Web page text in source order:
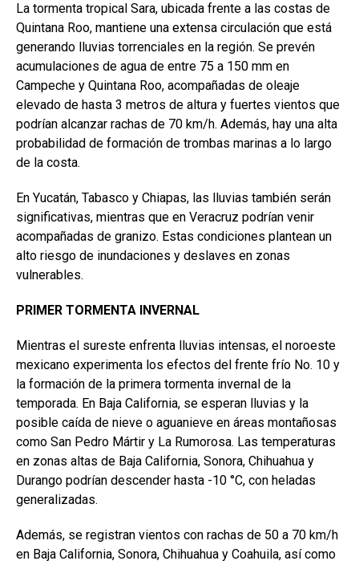
La tormenta tropical Sara, ubicada frente a las costas de
Quintana Roo, mantiene una extensa circulación que está
generando lluvias torrenciales en la región. Se prevén
acumulaciones de agua de entre 75 a 150 mm en
Campeche y Quintana Roo, acompañadas de oleaje
elevado de hasta 3 metros de altura y fuertes vientos que
podrían alcanzar rachas de 70 km/h. Además, hay una alta
probabilidad de formación de trombas marinas a lo largo
de la costa.
En Yucatán, Tabasco y Chiapas, las lluvias también serán
significativas, mientras que en Veracruz podrían venir
acompañadas de granizo. Estas condiciones plantean un
alto riesgo de inundaciones y deslaves en zonas
vulnerables.
PRIMER TORMENTA INVERNAL
Mientras el sureste enfrenta lluvias intensas, el noroeste
mexicano experimenta los efectos del frente frío No. 10 y
la formación de la primera tormenta invernal de la
temporada. En Baja California, se esperan lluvias y la
posible caída de nieve o aguanieve en áreas montañosas
como San Pedro Mártir y La Rumorosa. Las temperaturas
en zonas altas de Baja California, Sonora, Chihuahua y
Durango podrían descender hasta -10 °C, con heladas
generalizadas.
Además, se registran vientos con rachas de 50 a 70 km/h
en Baja California, Sonora, Chihuahua y Coahuila, así como